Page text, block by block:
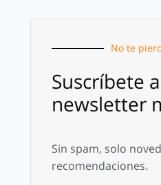
No te
Suscríbete
newsletter
Sin spam, solo
recomendaciones.